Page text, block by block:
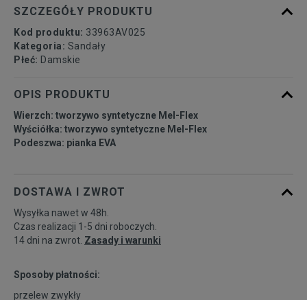
SZCZEGÓŁY PRODUKTU
Kod produktu: 33963AV025
Kategoria: Sandały
Płeć: Damskie
OPIS PRODUKTU
Wierzch: tworzywo syntetyczne Mel-Flex
Wyściółka: tworzywo syntetyczne Mel-Flex
Podeszwa: pianka EVA
DOSTAWA I ZWROT
Wysyłka nawet w 48h.
Czas realizacji 1-5 dni roboczych.
14 dni na zwrot. Zasady i warunki
Sposoby płatności:
przelew zwykły